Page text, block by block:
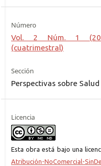
Número
Vol. 2 Núm. 1
(cuatrimestral)
Sección
Perspectivas sobre
Licencia
Esta obra está bajo una
Atribución-NoComercial-